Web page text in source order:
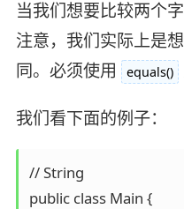
当我们想要比较两个
注意，我们实际上是
同。必须使用
equals()
我们看下面的例子：
// String
public class Main {